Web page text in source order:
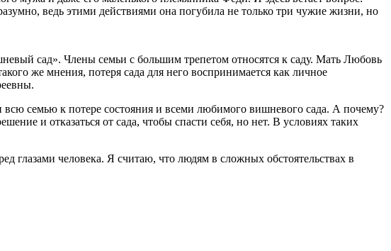
ведь этими действиями она погубила не только три чужие жизни, но
сад». Члены семьи с большим трепетом относятся к саду. Мать Любовь
же мнения, потеря сада для него воспринимается как личное
семью к потере состояния и всеми любимого вишневого сада. А почему?
и отказаться от сада, чтобы спасти себя, но нет. В условиях таких
глазами человека. Я считаю, что людям в сложных обстоятельствах в